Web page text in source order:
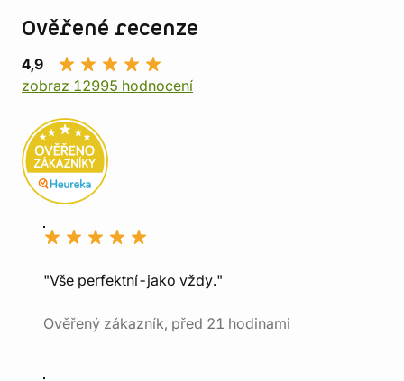
Ověřené recenze
4,9
zobraz 12995 hodnocení
"Vše perfektní-jako vždy."
Ověřený zákazník, před 21 hodinami